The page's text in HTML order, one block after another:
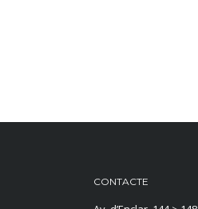
CONTACTE